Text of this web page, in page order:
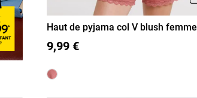
S M
Haut de pyjama col V blush femme
9,99 €